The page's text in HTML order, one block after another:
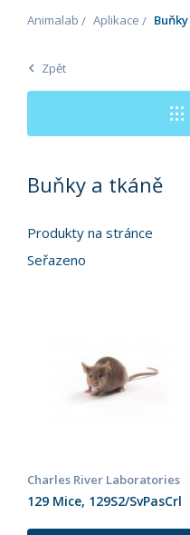
Animalab Aplikace
Zpět
Buňky a tkáně
Produkty na stránce
Seřazeno
Charles River Laboratories
129 Mice, 129S2/SvPasCrl